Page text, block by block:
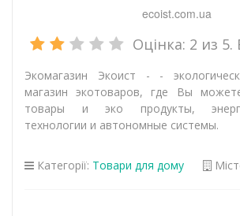
ecoist.com.ua
Оцінка: 2 из 5.
Экомагазин Экоист - -
магазин экотоваров, где Вы
товары и эко продукты,
технологии и автономные системы.
Категорії: Товари для дому